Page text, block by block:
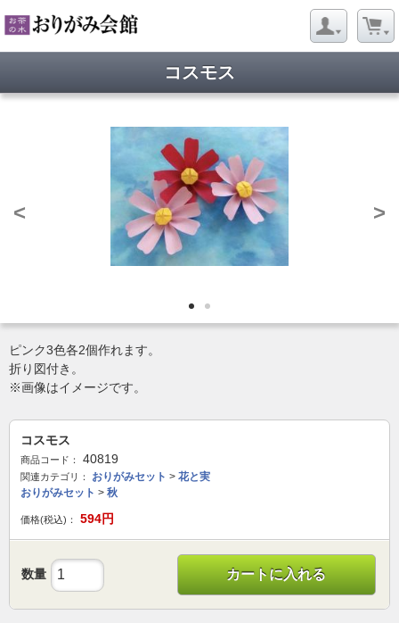
コスモス
< >
ピンク3色各2個作れます。
折り図付き。
※画像はイメージです。
コスモス
商品コード： 40819
関連カテゴリ： おりがみセット > 花と実
おりがみセット > 秋
価格(税込)： 594円
数量 カートに入れる